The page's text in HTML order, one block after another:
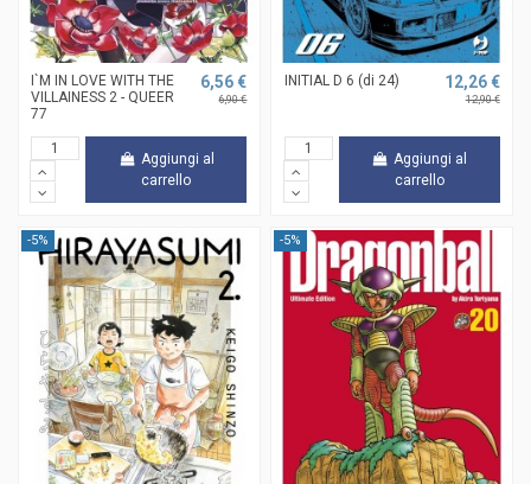
I`M IN LOVE WITH THE
VILLAINESS 2 - QUEER
77
6,56 €
6,90 €
Aggiungi al
carrello
INITIAL D 6 (di 24) 12,26 €
12,90 €
Aggiungi al
carrello
-5% -5%